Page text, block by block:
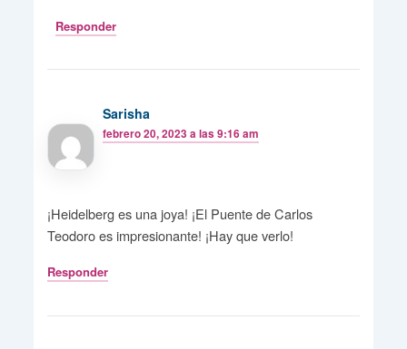
Responder
Sarisha
febrero 20, 2023 a las 9:16 am
¡Heidelberg es una joya! ¡El Puente de Carlos
Teodoro es impresionante! ¡Hay que verlo!
Responder